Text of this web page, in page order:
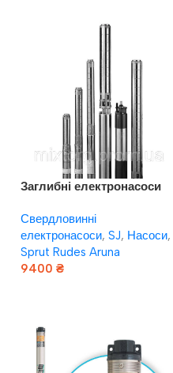
Заглибні електронасоси
(220V)
Свердловинні
електронасоси, SJ, Насоси,
Sprut Rudes Aruna
9400 ₴